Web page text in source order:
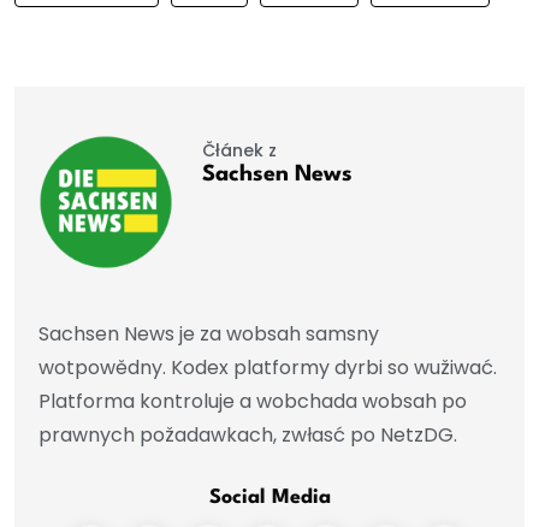
Čłánek z
Sachsen News
Sachsen News je za wobsah samsny
wotpowědny. Kodex platformy dyrbi so wužiwać.
Platforma kontroluje a wobchada wobsah po
prawnych požadawkach, zwłasć po NetzDG.
Social Media